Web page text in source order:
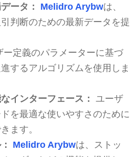
ータ： Melidro Arybwは、
判断のための最新データを提
ー定義のパラメーターに基づ
するアルゴリズムを使用しま
インターフェース：
ユーザ
を最適な使いやすさのために
ます。
Melidro Arybwは、ストッ